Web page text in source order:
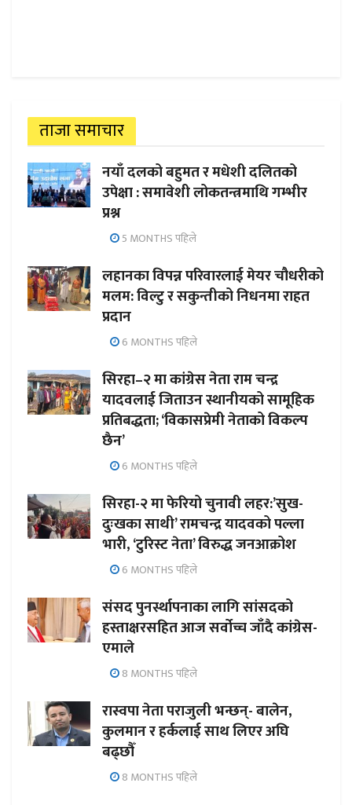
ताजा समाचार
नयाँ दलको बहुमत र मधेशी दलितको
उपेक्षा : समावेशी लोकतन्त्रमाथि गम्भीर
प्रश्न
5 MONTHS पहिले
लहानका विपन्न परिवारलाई मेयर चौधरीको
मलम: विल्टु र सकुन्तीको निधनमा राहत
प्रदान
6 MONTHS पहिले
सिरहा–२ मा कांग्रेस नेता राम चन्द्र
यादवलाई जिताउन स्थानीयको सामूहिक
प्रतिबद्धता; ‘विकासप्रेमी नेताको विकल्प
छैन’
6 MONTHS पहिले
सिरहा-२ मा फेरियो चुनावी लहर:’सुख-
दुःखका साथी’ रामचन्द्र यादवको पल्ला
भारी, ‘टुरिस्ट नेता’ विरुद्ध जनआक्रोश
6 MONTHS पहिले
संसद पुनर्स्थापनाका लागि सांसदको
हस्ताक्षरसहित आज सर्वोच्च जाँदै कांग्रेस-
एमाले
8 MONTHS पहिले
रास्वपा नेता पराजुली भन्छन्- बालेन,
कुलमान र हर्कलाई साथ लिएर अघि
बढ्छौँ
8 MONTHS पहिले